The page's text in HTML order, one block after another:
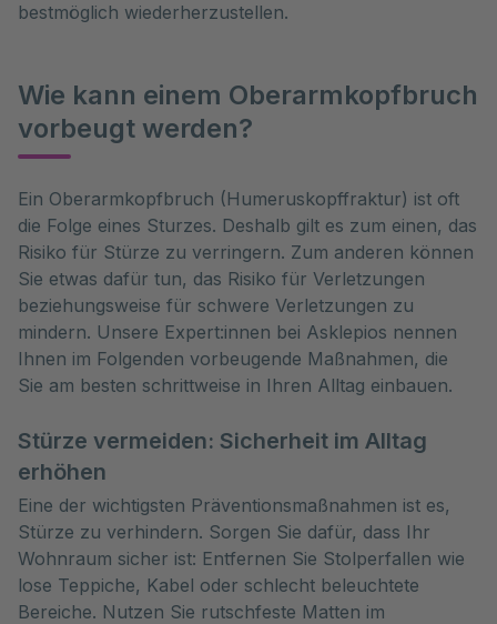
bestmöglich wiederherzustellen.
Wie kann einem Oberarmkopfbruch
vorbeugt werden?
Ein Oberarmkopfbruch (Humeruskopffraktur) ist oft
die Folge eines Sturzes. Deshalb gilt es zum einen, das
Risiko für Stürze zu verringern. Zum anderen können
Sie etwas dafür tun, das Risiko für Verletzungen
beziehungsweise für schwere Verletzungen zu
mindern. Unsere Expert:innen bei Asklepios nennen
Ihnen im Folgenden vorbeugende Maßnahmen, die
Sie am besten schrittweise in Ihren Alltag einbauen.
Stürze vermeiden: Sicherheit im Alltag
erhöhen
Eine der wichtigsten Präventionsmaßnahmen ist es,
Stürze zu verhindern. Sorgen Sie dafür, dass Ihr
Wohnraum sicher ist: Entfernen Sie Stolperfallen wie
lose Teppiche, Kabel oder schlecht beleuchtete
Bereiche. Nutzen Sie rutschfeste Matten im